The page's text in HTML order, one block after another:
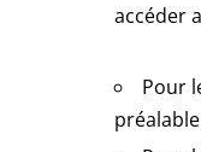
accéder
Pour